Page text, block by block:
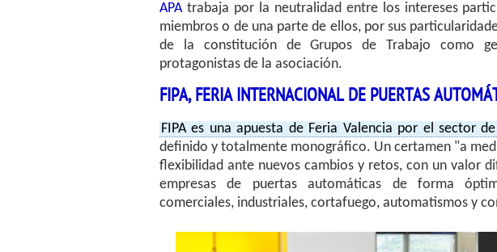
APA trabaja por la neutralidad entre los intereses
miembros o de una parte de ellos, por sus
de la constitución de Grupos de Trabajo como
protagonistas de la asociación.
FIPA, FERIA INTERNACIONAL DE PUERTAS
FIPA es una apuesta de Feria Valencia por el sector
definido y totalmente monográfico. Un certamen "a
flexibilidad ante nuevos cambios y retos, con un valor
empresas de puertas automáticas de forma
comerciales, industriales, cortafuego, automatismos y